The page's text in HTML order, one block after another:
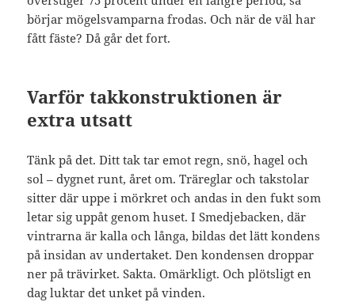
börjar mögelsvamparna frodas. Och när de väl har
fått fäste? Då går det fort.
Varför takkonstruktionen är
extra utsatt
Tänk på det. Ditt tak tar emot regn, snö, hagel och
sol – dygnet runt, året om. Träreglar och takstolar
sitter där uppe i mörkret och andas in den fukt som
letar sig uppåt genom huset. I Smedjebacken, där
vintrarna är kalla och långa, bildas det lätt kondens
på insidan av undertaket. Den kondensen droppar
ner på trävirket. Sakta. Omärkligt. Och plötsligt en
dag luktar det unket på vinden.